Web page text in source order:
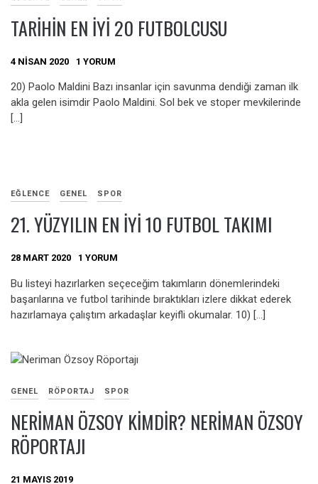
TARIHIN EN İYI 20 FUTBOLCUSU
4 NISAN 2020 1 YORUM
20) Paolo Maldini Bazı insanlar için savunma dendiği zaman ilk
akla gelen isimdir Paolo Maldini. Sol bek ve stoper mevkilerinde
[…]
EĞLENCE GENEL SPOR
21. YÜZYILIN EN İYI 10 FUTBOL TAKIMI
28 MART 2020 1 YORUM
Bu listeyi hazırlarken seçeceğim takımların dönemlerindeki
başarılarına ve futbol tarihinde bıraktıkları izlere dikkat ederek
hazırlamaya çalıştım arkadaşlar keyifli okumalar. 10) […]
GENEL RÖPORTAJ SPOR
NERIMAN ÖZSOY KIMDIR? NERIMAN ÖZSOY
RÖPORTAJI
21 MAYIS 2019